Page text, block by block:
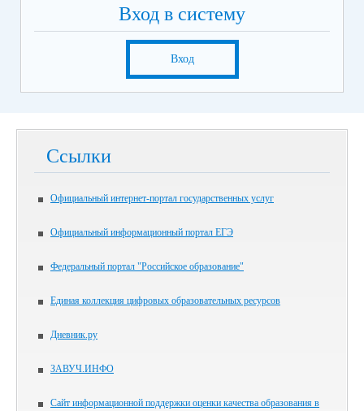
Вход в систему
Вход
Ссылки
Официальный интернет-портал государственных услуг
Официальный информационный портал ЕГЭ
Федеральный портал "Российское образование"
Единая коллекция цифровых образовательных ресурсов
Дневник.ру
ЗАВУЧ.ИНФО
Сайт информационной поддержки оценки качества образования в